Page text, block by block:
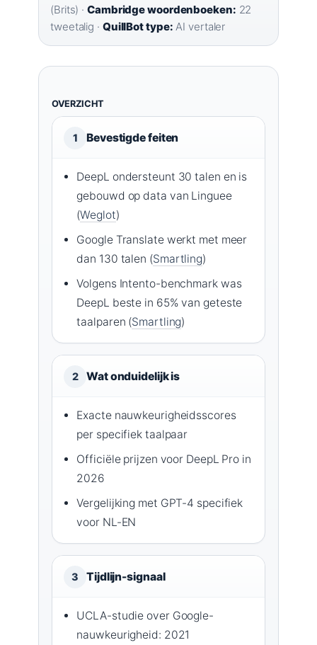
(Brits) ·Cambridge woordenboeken: 22
tweetalig · QuillBot type: AI vertaler
OVERZICHT
1 Bevestigde feiten
DeepL ondersteunt 30 talen en is
gebouwd op data van Linguee
(Weglot)
Google Translate werkt met meer
dan 130 talen (Smartling)
Volgens Intento-benchmark was
DeepL beste in 65% van geteste
taalparen (Smartling)
2 Wat onduidelijk is
Exacte nauwkeurigheidsscores
per specifiek taalpaar
Officiële prijzen voor DeepL Pro in
2026
Vergelijking met GPT-4 specifiek
voor NL-EN
3 Tijdlijn-signaal
UCLA-studie over Google-
nauwkeurigheid: 2021